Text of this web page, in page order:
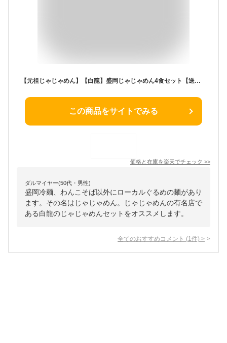
【元祖じゃじゃめん】【白龍】盛岡じゃじゃめん4食セット【送料含】【じゃじゃめん】【じゃじゃ麺】
この商品をサイトでみる
価格と在庫を楽天でチェック >>
ダルマイヤー(50代・男性)
盛岡冷麺、わんこそば以外にローカルぐるめの麺があり
ます。その名はじゃじゃめん。じゃじゃめんの有名店で
ある白龍のじゃじゃめんセットをオススメします。
全てのおすすめコメント (1 件) >